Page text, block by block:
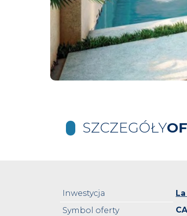
SZCZEGÓŁY
Inwestycja
Symbol oferty